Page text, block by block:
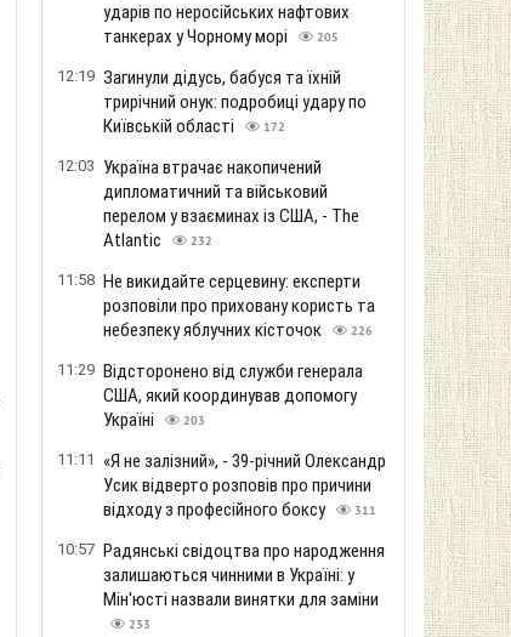
ударів по неросійських нафтових
танкерах у Чорному морі
205
12:19 Загинули дідусь, бабуся та їхній
трирічний онук: подробиці удару по
Київській області
172
12:03 Україна втрачає накопичений
дипломатичний та військовий
перелом у взаєминах із США, - The
Atlantic
232
11:58 Не викидайте серцевину: експерти
розповіли про приховану користь та
небезпеку яблучних кісточок
226
11:29 Відсторонено від служби генерала
США, який координував допомогу
Україні
203
11:11
«Я не залізний», - 39-річний Олександр
Усик відверто розповів про причини
відходу з професійного боксу
311
10:57 Радянські свідоцтва про народження
залишаються чинними в Україні: у
Мін'юсті назвали винятки для заміни
233